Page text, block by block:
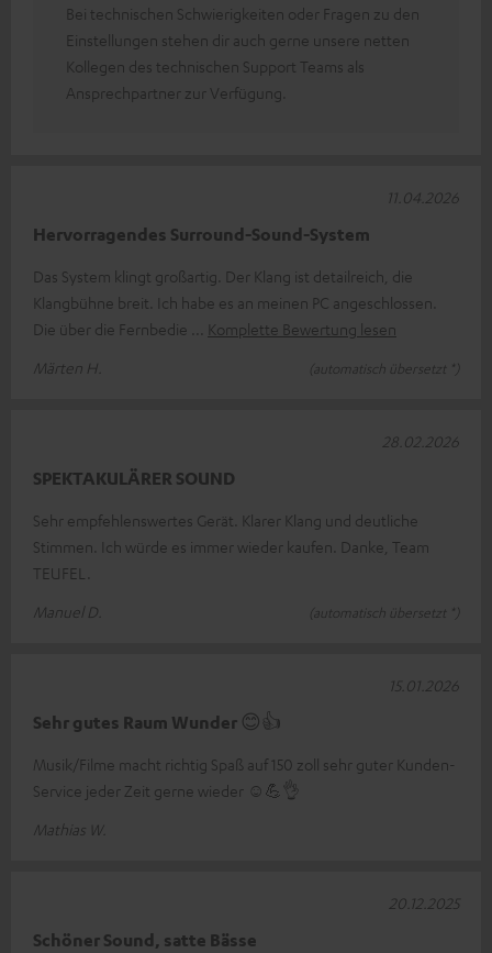
Bei technischen Schwierigkeiten oder Fragen zu den
Einstellungen stehen dir auch gerne unsere netten
Kollegen des technischen Support Teams als
Ansprechpartner zur Verfügung.
Hervorragendes Surround-Sound-System
Das System klingt großartig. Der Klang ist detailreich, die
Klangbühne breit. Ich habe es an meinen PC angeschlossen.
Die über die Fernbedie
Komplette Bewertung lesen
Märten H.
(automatisch übersetzt *)
11.04.2026
SPEKTAKULÄRER SOUND
Sehr empfehlenswertes Gerät. Klarer Klang und deutliche
Stimmen. Ich würde es immer wieder kaufen. Danke, Team
TEUFEL.
Manuel D.
(automatisch übersetzt *)
28.02.2026
Sehr gutes Raum Wunder 😊👍
Musik/Filme macht richtig Spaß auf 150 zoll sehr guter Kunden-
Service jeder Zeit gerne wieder ☺️💪👌
Mathias W.
15.01.2026
Schöner Sound, satte Bässe
20.12.2025